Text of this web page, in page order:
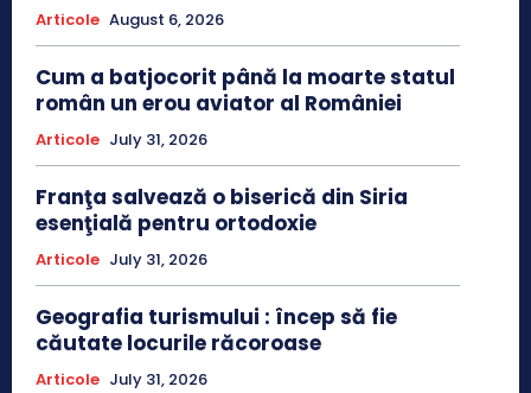
Articole August 6, 2026
Cum a batjocorit până la moarte statul
român un erou aviator al României
Articole July 31, 2026
Franţa salvează o biserică din Siria
esenţială pentru ortodoxie
Articole July 31, 2026
Geografia turismului : încep să fie
căutate locurile răcoroase
Articole July 31, 2026